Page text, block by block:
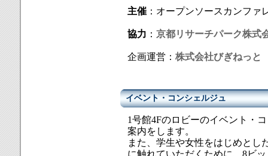
主催 ：オープンソースカンファ
協力 ： 京都リサーチパーク株式
企画運営： 株式会社びぎねっと
イベント・コンシェルジュ
1号館4Fのロビーのイベント・
案内をします。
また、学生や女性をはじめとし
に触れていただくために、8ビ